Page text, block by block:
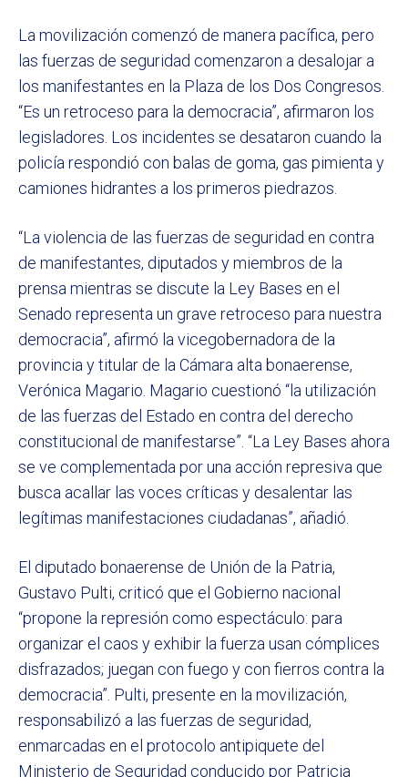
La movilización comenzó de manera pacífica, pero
las fuerzas de seguridad comenzaron a desalojar a
los manifestantes en la Plaza de los Dos Congresos.
“Es un retroceso para la democracia”, afirmaron los
legisladores. Los incidentes se desataron cuando la
policía respondió con balas de goma, gas pimienta y
camiones hidrantes a los primeros piedrazos.
“La violencia de las fuerzas de seguridad en contra
de manifestantes, diputados y miembros de la
prensa mientras se discute la Ley Bases en el
Senado representa un grave retroceso para nuestra
democracia”, afirmó la vicegobernadora de la
provincia y titular de la Cámara alta bonaerense,
Verónica Magario. Magario cuestionó “la utilización
de las fuerzas del Estado en contra del derecho
constitucional de manifestarse”. “La Ley Bases ahora
se ve complementada por una acción represiva que
busca acallar las voces críticas y desalentar las
legítimas manifestaciones ciudadanas”, añadió.
El diputado bonaerense de Unión de la Patria,
Gustavo Pulti, criticó que el Gobierno nacional
“propone la represión como espectáculo: para
organizar el caos y exhibir la fuerza usan cómplices
disfrazados; juegan con fuego y con fierros contra la
democracia”. Pulti, presente en la movilización,
responsabilizó a las fuerzas de seguridad,
enmarcadas en el protocolo antipiquete del
Ministerio de Seguridad conducido por Patricia